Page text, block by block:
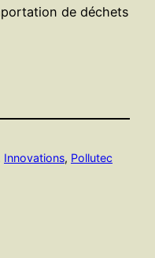
de déchets
Innovations, Pollutec